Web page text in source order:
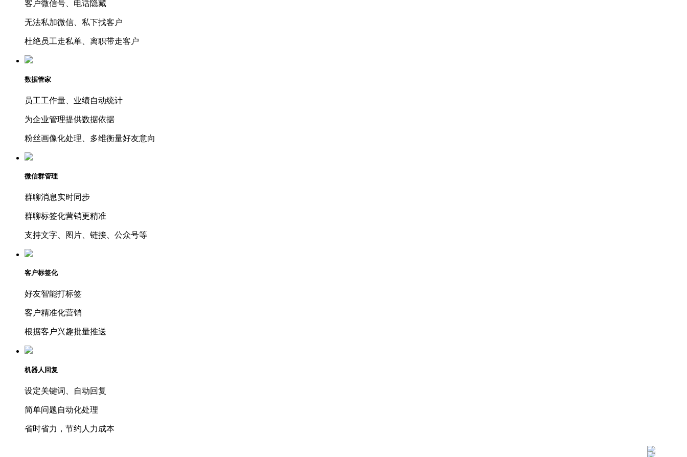
客户微信号、电话隐藏
无法私加微信、私下找客户
杜绝员工走私单、离职带走客户
数据管家
员工工作量、业绩自动统计
为企业管理提供数据依据
粉丝画像化处理、多维衡量好友意向
微信群管理
群聊消息实时同步
群聊标签化营销更精准
支持文字、图片、链接、公众号等
客户标签化
好友智能打标签
客户精准化营销
根据客户兴趣批量推送
机器人回复
设定关键词、自动回复
简单问题自动化处理
省时省力，节约人力成本